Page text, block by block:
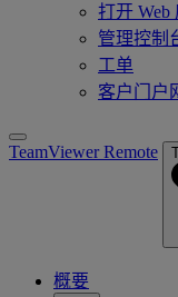
打开 Web
管理控制
工单
客户门户
TeamViewer Remote
概要